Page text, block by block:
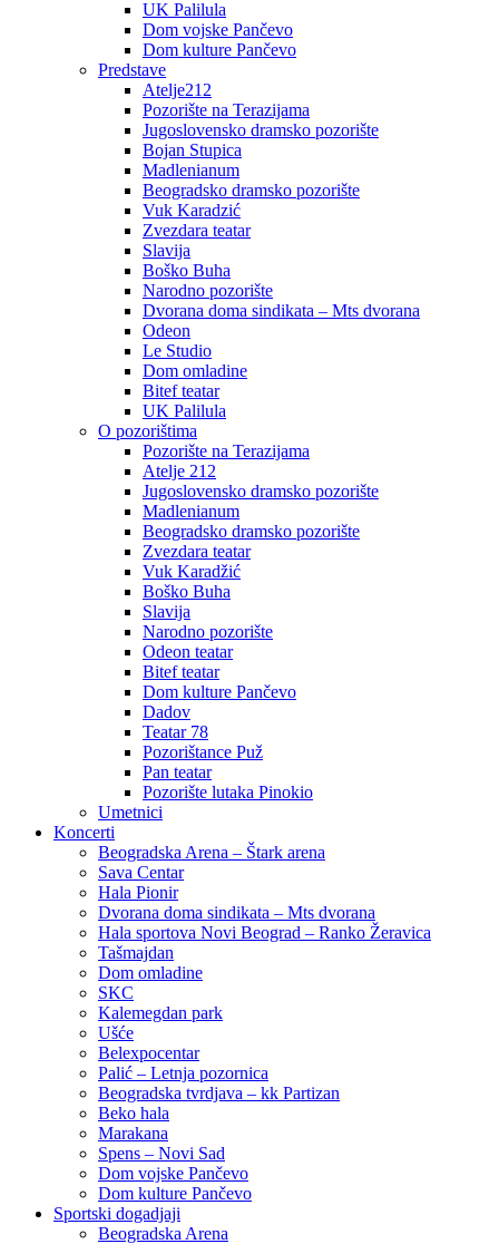
UK Palilula
Dom vojske Pančevo
Dom kulture Pančevo
Predstave
Atelje212
Pozorište na Terazijama
Jugoslovensko dramsko pozorište
Bojan Stupica
Madlenianum
Beogradsko dramsko pozorište
Vuk Karadzić
Zvezdara teatar
Slavija
Boško Buha
Narodno pozorište
Dvorana doma sindikata – Mts dvorana
Odeon
Le Studio
Dom omladine
Bitef teatar
UK Palilula
O pozorištima
Pozorište na Terazijama
Atelje 212
Jugoslovensko dramsko pozorište
Madlenianum
Beogradsko dramsko pozorište
Zvezdara teatar
Vuk Karadžić
Boško Buha
Slavija
Narodno pozorište
Odeon teatar
Bitef teatar
Dom kulture Pančevo
Dadov
Teatar 78
Pozorištance Puž
Pan teatar
Pozorište lutaka Pinokio
Umetnici
Koncerti
Beogradska Arena – Štark arena
Sava Centar
Hala Pionir
Dvorana doma sindikata – Mts dvorana
Hala sportova Novi Beograd – Ranko Žeravica
Tašmajdan
Dom omladine
SKC
Kalemegdan park
Ušće
Belexpocentar
Palić – Letnja pozornica
Beogradska tvrdjava – kk Partizan
Beko hala
Marakana
Spens – Novi Sad
Dom vojske Pančevo
Dom kulture Pančevo
Sportski dogadjaji
Beogradska Arena